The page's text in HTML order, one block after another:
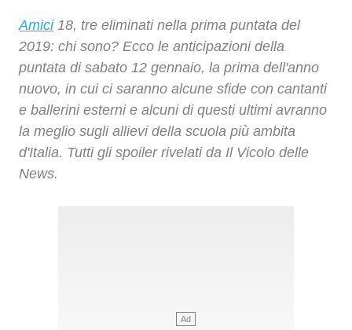
Amici18, tre eliminati nella prima puntata del
2019: chi sono? Ecco le anticipazioni della
puntata di sabato 12 gennaio, la prima dell'anno
nuovo, in cui ci saranno alcune sfide con cantanti
e ballerini esterni e alcuni di questi ultimi avranno
la meglio sugli allievi della scuola più ambita
d'Italia. Tutti gli spoiler rivelati da Il Vicolo delle
News.